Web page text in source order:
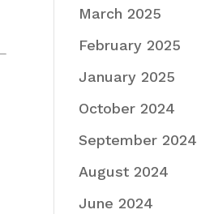
March 2025
February 2025
January 2025
October 2024
September 2024
August 2024
June 2024